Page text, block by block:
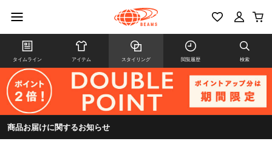
タイムライン アイテム スタイリング 閲覧履歴 検索
商品お届けに関するお知らせ